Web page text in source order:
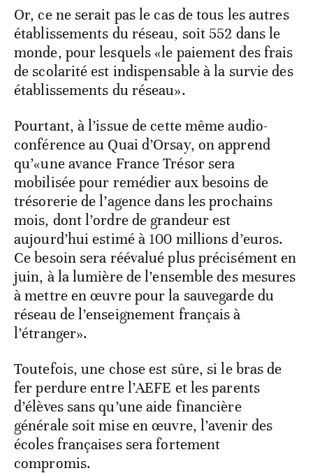
Or, ce ne serait pas le cas de tous les autres
établissements du réseau, soit 552 dans le
monde, pour lesquels «le paiement des frais
de scolarité est indispensable à la survie des
établissements du réseau».
Pourtant, à l’issue de cette même audio-
conférence au Quai d’Orsay, on apprend
qu’«une avance France Trésor sera
mobilisée pour remédier aux besoins de
trésorerie de l’agence dans les prochains
mois, dont l’ordre de grandeur est
aujourd’hui estimé à 100 millions d’euros.
Ce besoin sera réévalué plus précisément en
juin, à la lumière de l’ensemble des mesures
à mettre en œuvre pour la sauvegarde du
réseau de l’enseignement français à
l’étranger».
Toutefois, une chose est sûre, si le bras de
fer perdure entre l’AEFE et les parents
d’élèves sans qu’une aide financière
générale soit mise en œuvre, l’avenir des
écoles françaises sera fortement
compromis.